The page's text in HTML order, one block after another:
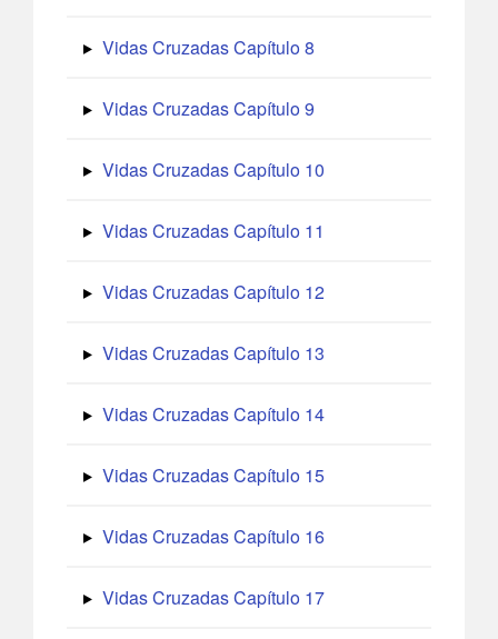
Vidas Cruzadas Capítulo 8
Vidas Cruzadas Capítulo 9
Vidas Cruzadas Capítulo 10
Vidas Cruzadas Capítulo 11
Vidas Cruzadas Capítulo 12
Vidas Cruzadas Capítulo 13
Vidas Cruzadas Capítulo 14
Vidas Cruzadas Capítulo 15
Vidas Cruzadas Capítulo 16
Vidas Cruzadas Capítulo 17